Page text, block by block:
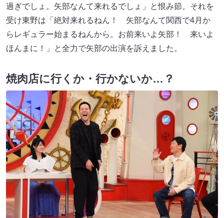
過ぎでしょ。矢部なんて来れるでしょ」と恨み節。それを
受け東野は「絶対来れるねん！ 矢部なんて関西で4月か
らレギュラー始まるねんから。お前来いよ矢部！ 来いよ
ほんまに！」と全力で矢部の出演を訴えました。
焼肉店に行くか・行かないか…？